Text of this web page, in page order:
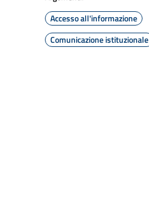
Accesso all'informazione
Comunicazione istituzionale